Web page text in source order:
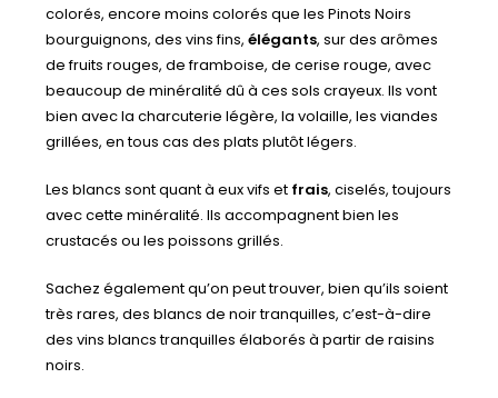
colorés, encore moins colorés que les Pinots Noirs
bourguignons, des vins fins,élégants, sur des arômes
de fruits rouges, de framboise, de cerise rouge, avec
beaucoup de minéralité dû à ces sols crayeux. Ils vont
bien avec la charcuterie légère, la volaille, les viandes
grillées, en tous cas des plats plutôt légers.
Les blancs sont quant à eux vifs et frais, ciselés, toujours
avec cette minéralité. Ils accompagnent bien les
crustacés ou les poissons grillés.
Sachez également qu’on peut trouver, bien qu’ils soient
très rares, des blancs de noir tranquilles, c’est-à-dire
des vins blancs tranquilles élaborés à partir de raisins
noirs.